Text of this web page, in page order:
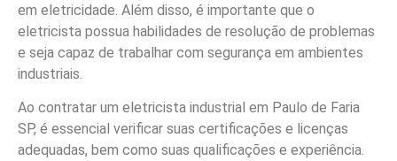
em eletricidade. Além disso, é importante que o
eletricista possua habilidades de resolução de problemas
e seja capaz de trabalhar com segurança em ambientes
industriais.
Ao contratar um eletricista industrial em Paulo de Faria
SP, é essencial verificar suas certificações e licenças
adequadas, bem como suas qualificações e experiência.